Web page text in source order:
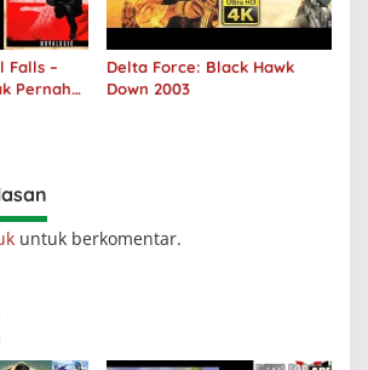
Falls –
Pernah
Delta Force: Black Hawk
Down 2003
untuk berkomentar.